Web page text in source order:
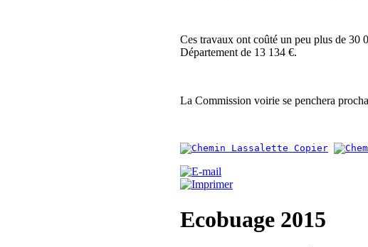
Ces travaux ont coûté un peu plus de 30
Département de 13 134 €.
La Commission voirie se penchera
Ecobuage 2015